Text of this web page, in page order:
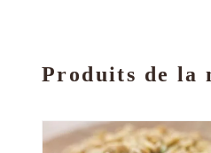
Produits de la